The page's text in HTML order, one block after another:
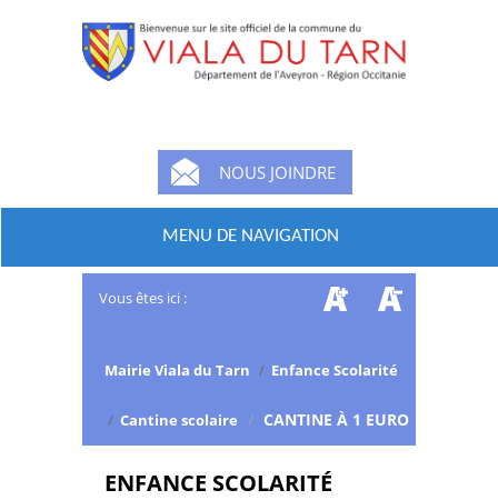
NOUS JOINDRE
MENU DE NAVIGATION
Vous êtes ici :
Mairie Viala du Tarn / Enfance Scolarité
/ Cantine scolaire / CANTINE À 1 EURO
ENFANCE SCOLARITÉ